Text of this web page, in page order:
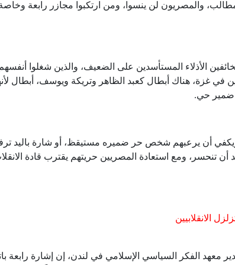
والمصريون لن ينسوا، ومن ارتكبوا مجازر رابعة وخاصة
الأذلاء المستأسدين على الضعيف، والذين شغلوا أنفسهم
في غزة، هناك أبطال كعبد الظاهر وتريكة ويوسف، أبطال
ضمير حي.
أن يرعبهم شخص حر ضميره مستيقظ، أو شارة باليد
أن تنحسر، ومع استعادة المصريين حريتهم يقترب قادة
الانقلابيين
معهد الفكر السياسي الإسلامي في لندن، إن إشارة رابعة